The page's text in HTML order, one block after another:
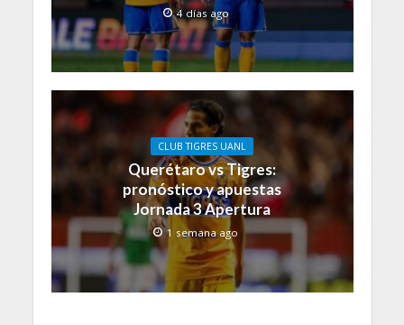
4 días ago
CLUB TIGRES UANL
Querétaro vs Tigres:
pronóstico y apuestas
Jornada 3 Apertura
1 semana ago